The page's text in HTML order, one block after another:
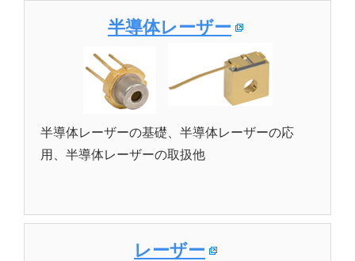
半導体レーザー
半導体レーザーの基礎、半導体レーザーの応
用、半導体レーザーの取扱他
レーザー